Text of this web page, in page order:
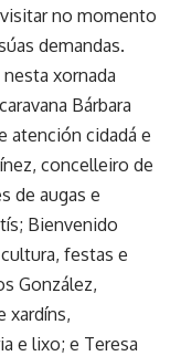
no momento
demandas.
xornada
Bárbara
atención cidadá e
concelleiro de
de augas e
Bienvenido
festas e
González,
xardíns,
e lixo; e Teresa